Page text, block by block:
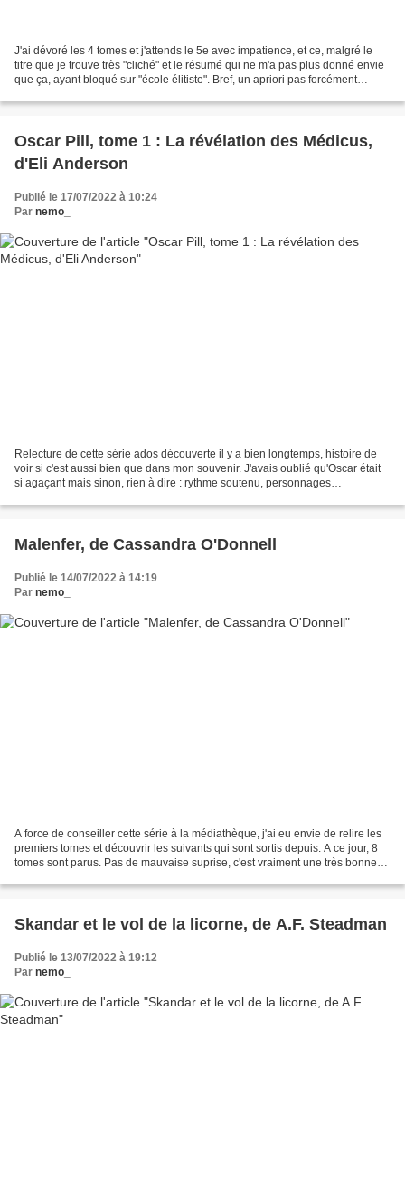
J'ai dévoré les 4 tomes et j'attends le 5e avec impatience, et ce, malgré le
titre que je trouve très "cliché" et le résumé qui ne m'a pas plus donné envie
que ça, ayant bloqué sur "école élitiste". Bref, un apriori pas forcément
Oscar Pill, tome 1 : La révélation des Médicus,
d'Eli Anderson
Publié le 17/07/2022 à 10:24
Par nemo_
Relecture de cette série ados découverte il y a bien longtemps, histoire de
voir si c'est aussi bien que dans mon souvenir. J'avais oublié qu'Oscar était
si agaçant mais sinon, rien à dire : rythme soutenu, personnages
Malenfer, de Cassandra O'Donnell
Publié le 14/07/2022 à 14:19
Par nemo_
A force de conseiller cette série à la médiathèque, j'ai eu envie de relire les
premiers tomes et découvrir les suivants qui sont sortis depuis. A ce jour, 8
tomes sont parus. Pas de mauvaise suprise, c'est vraiment une très bonne
Skandar et le vol de la licorne, de A.F. Steadman
Publié le 13/07/2022 à 19:12
Par nemo_